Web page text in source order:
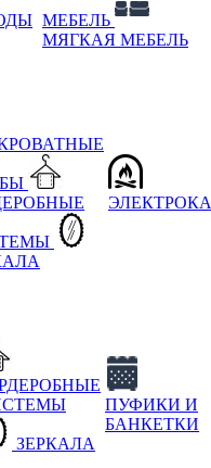
МЕБЕЛЬ
МЯГКАЯ МЕБЕЛЬ
ЗЕРКАЛА
ПУФИКИ И
БАНКЕТКИ